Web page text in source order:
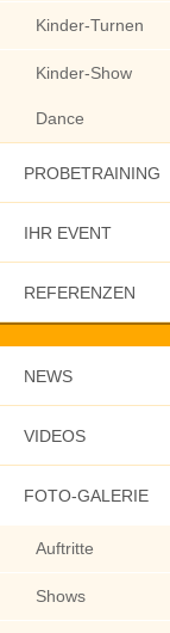
Kinder-Turnen
Kinder-Show
Dance
PROBETRAINING
IHR EVENT
REFERENZEN
NEWS
VIDEOS
FOTO-GALERIE
Auftritte
Shows